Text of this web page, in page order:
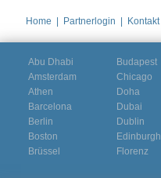
Home Partnerlogin Kontakt
Abu Dhabi
Amsterdam
Athen
Barcelona
Berlin
Boston
Brüssel
Budapest
Chicago
Doha
Dubai
Dublin
Edinburgh
Florenz